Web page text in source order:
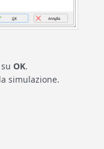
OK.
simulazione.